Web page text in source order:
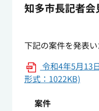
知多市長記者
下記の案件を発表い
令和4年5月13
形式：1022KB)
案件